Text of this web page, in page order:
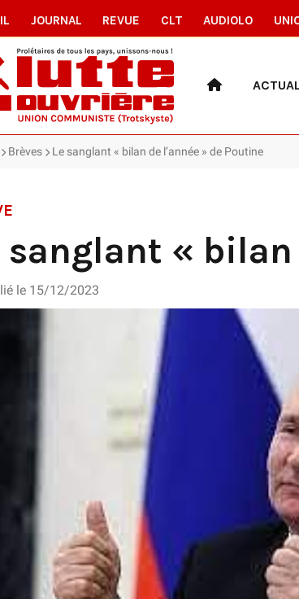
JOURNAL REVUE CLT AUDIOLO
Brèves Le sanglant « bilan de l’année » de Poutine
sanglant « bilan
le 15/12/2023